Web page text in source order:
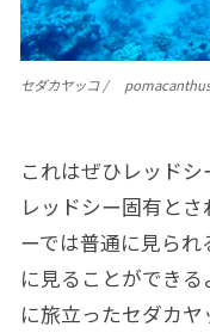
セダカヤッコ /
これはぜひレッドシ
レッドシー固有と
ーでは普通に見ら
に見ることができ
に旅立ったセダカ